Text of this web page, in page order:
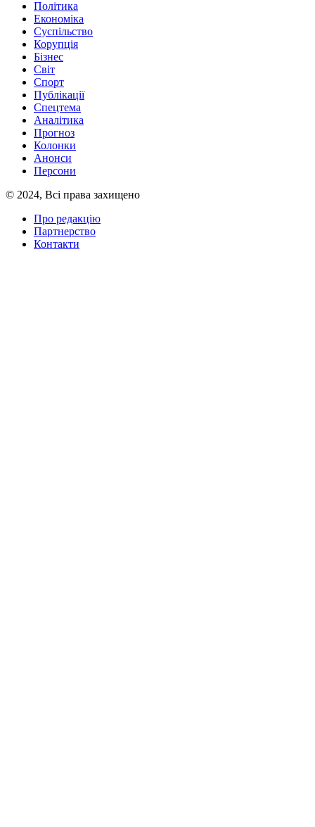
Політика
Економіка
Суспільство
Корупція
Бізнес
Світ
Спорт
Публікації
Спецтема
Аналітика
Прогноз
Колонки
Анонси
Персони
© 2024, Всі права захищено
Про редакцію
Партнерство
Контакти